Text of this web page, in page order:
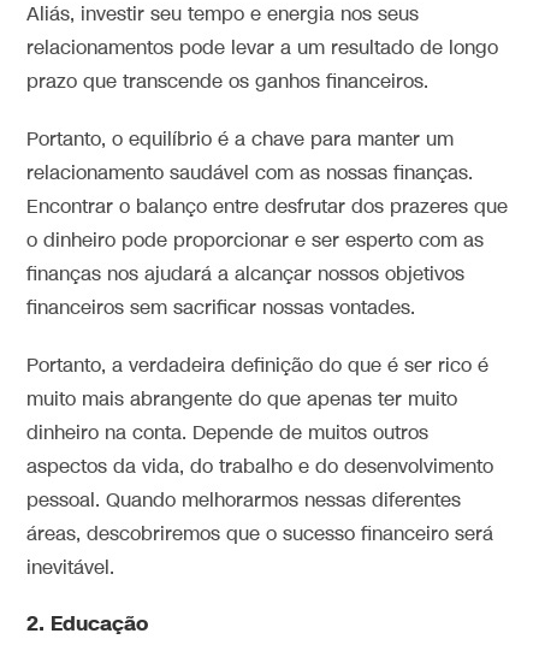
Aliás, investir seu tempo e energia nos seus
relacionamentos pode levar a um resultado de longo
prazo que transcende os ganhos financeiros.
Portanto, o equilíbrio é a chave para manter um
relacionamento saudável com as nossas finanças.
Encontrar o balanço entre desfrutar dos prazeres que
o dinheiro pode proporcionar e ser esperto com as
finanças nos ajudará a alcançar nossos objetivos
financeiros sem sacrificar nossas vontades.
Portanto, a verdadeira definição do que é ser rico é
muito mais abrangente do que apenas ter muito
dinheiro na conta. Depende de muitos outros
aspectos da vida, do trabalho e do desenvolvimento
pessoal. Quando melhorarmos nessas diferentes
áreas, descobriremos que o sucesso financeiro será
inevitável.
2. Educação